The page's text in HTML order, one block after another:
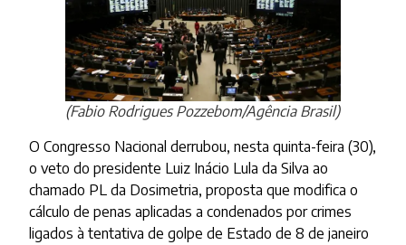
(Fabio Rodrigues Pozzebom/Agência Brasil)
O Congresso Nacional derrubou, nesta quinta-feira (30),
o veto do presidente Luiz Inácio Lula da Silva ao
chamado PL da Dosimetria, proposta que modifica o
cálculo de penas aplicadas a condenados por crimes
ligados à tentativa de golpe de Estado de 8 de janeiro